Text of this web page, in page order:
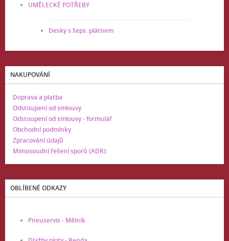
UMĚLECKÉ POTŘEBY
Desky s šeps. plátnem
NAKUPOVÁNÍ
Doprava a platba
Odstoupení od smlouvy
Odstoupení od smlouvy - formulář
Obchodní podmínky
Zpracování údajů
Mimosoudní řešení sporů (ADR):
OBLÍBENÉ ODKAZY
Pneuservis - Mělník